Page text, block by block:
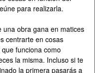
para realizarla.
obra gana en matices
centrarte en cosas
funciona como
la misma. Incluso si te
la primera pasarás a